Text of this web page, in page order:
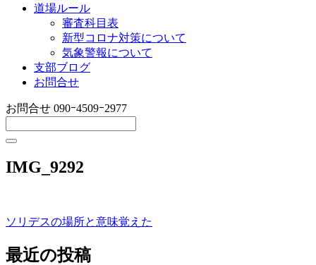
道場ルール
審査科目表
新型コロナ対策について
気象警報について
支部ブログ
お問合せ
お問合せ 090ｰ4509ｰ2977
IMG_9292
投
稿
ソリデスの場所と意味覚えた
最近の投稿